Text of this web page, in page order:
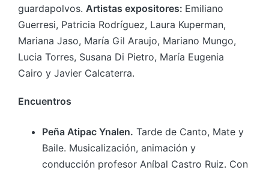
guardapolvos. Artistas expositores: Emiliano
Guerresi, Patricia Rodríguez, Laura Kuperman,
Mariana Jaso, María Gil Araujo, Mariano Mungo,
Lucia Torres, Susana Di Pietro, María Eugenia
Cairo y Javier Calcaterra.
Encuentros
Peña Atipac Ynalen. Tarde de Canto, Mate y
Baile. Musicalización, animación y
conducción profesor Aníbal Castro Ruiz. Con